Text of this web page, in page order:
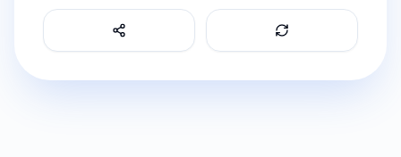
Refresh